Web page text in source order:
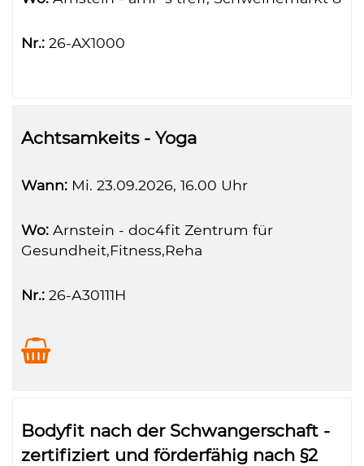
Nr.: 26-AX1000
Achtsamkeits - Yoga
Wann: Mi. 23.09.2026, 16.00 Uhr
Wo: Arnstein - doc4fit Zentrum für
Gesundheit,Fitness,Reha
Nr.: 26-A30111H
Bodyfit nach der Schwangerschaft -
zertifiziert und förderfähig nach §2